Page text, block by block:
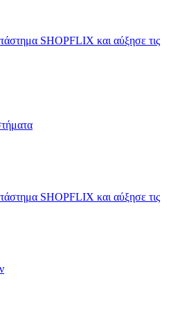
SHOPFLIX και αύξησε τις
SHOPFLIX και αύξησε τις